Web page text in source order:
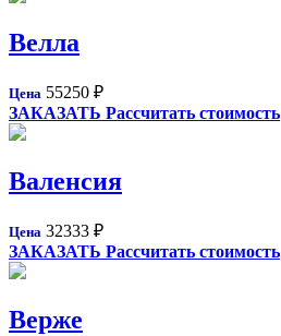
Велла
Цена 55250 ₽
ЗАКАЗАТЬ Рассчитать стоимость
Валенсия
Цена 32333 ₽
ЗАКАЗАТЬ Рассчитать стоимость
Верже